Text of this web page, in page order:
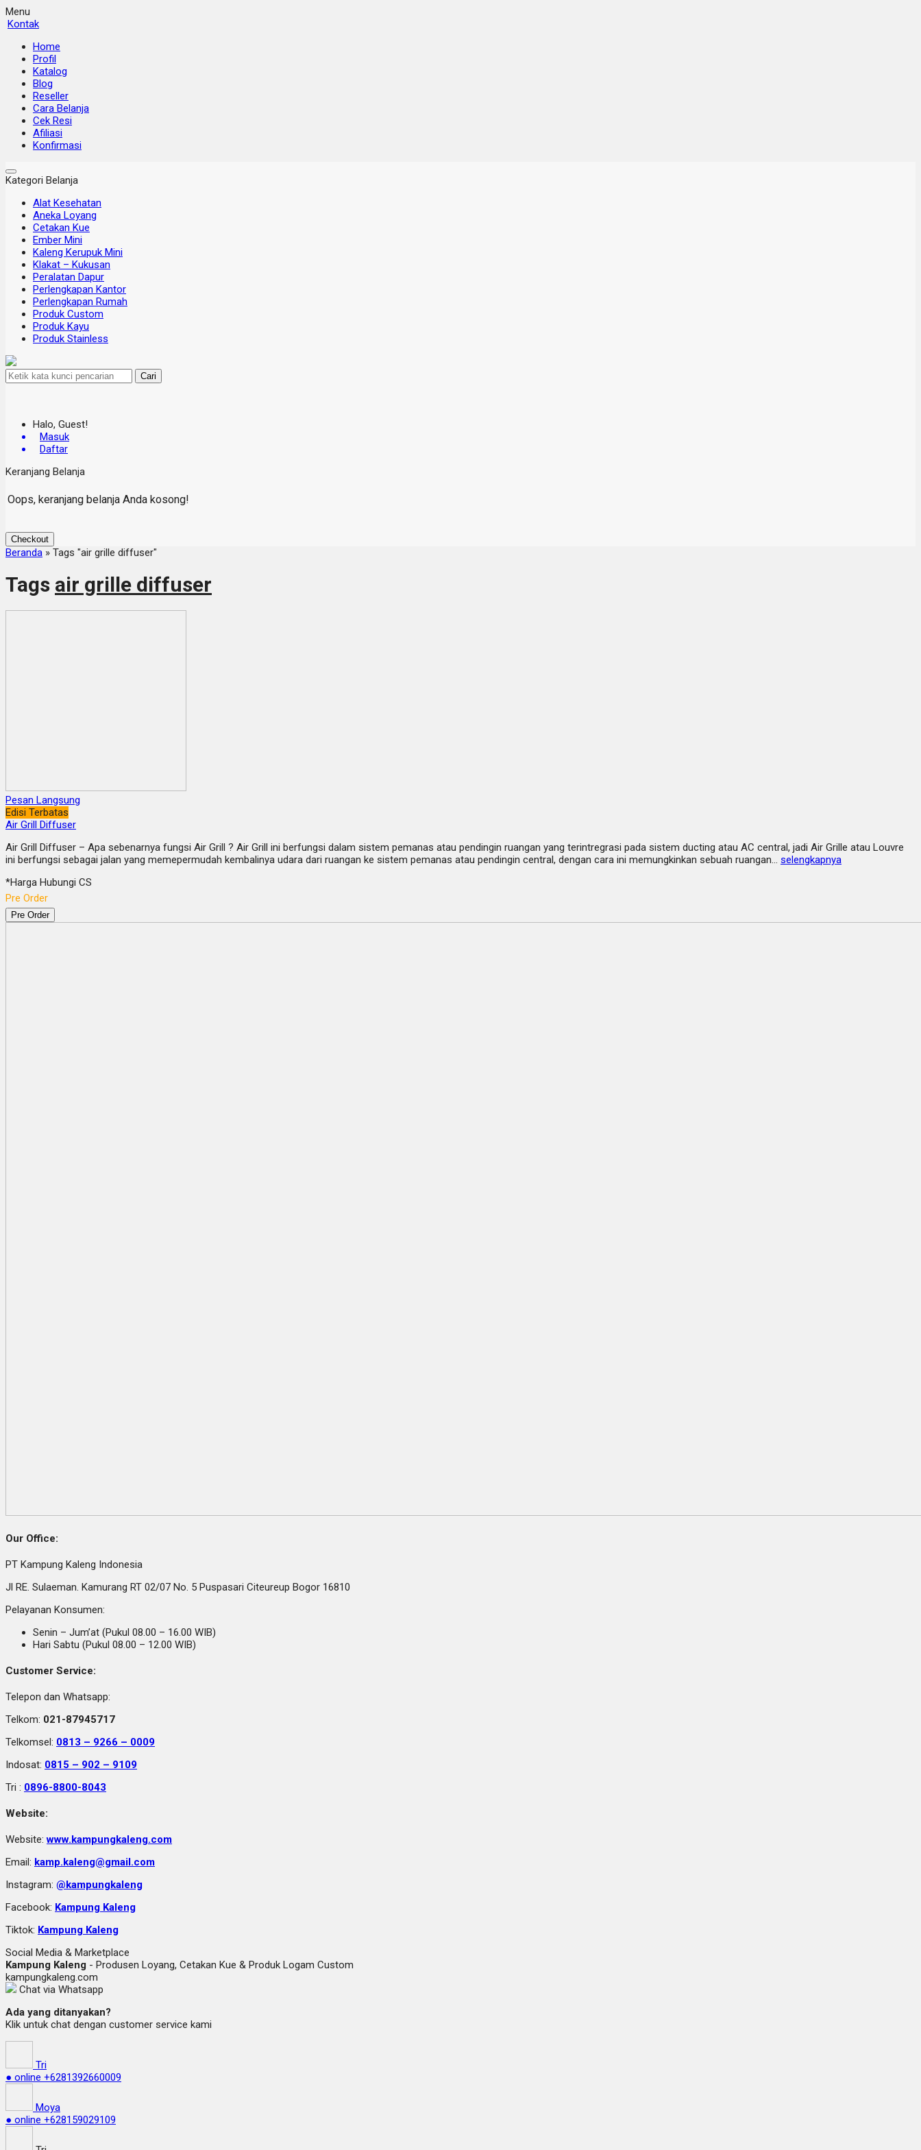
Menu
Kontak
Home
Profil
Katalog
Blog
Reseller
Cara Belanja
Cek Resi
Afiliasi
Konfirmasi
Kategori Belanja
Alat Kesehatan
Aneka Loyang
Cetakan Kue
Ember Mini
Kaleng Kerupuk Mini
Klakat – Kukusan
Peralatan Dapur
Perlengkapan Kantor
Perlengkapan Rumah
Produk Custom
Produk Kayu
Produk Stainless
Cari
Halo, Guest!
Masuk
Daftar
Keranjang Belanja
Oops, keranjang belanja Anda kosong!
Checkout
Beranda » Tags "air grille diffuser"
Tags air grille diffuser
Pesan Langsung
Edisi Terbatas
Air Grill Diffuser
Air Grill Diffuser – Apa sebenarnya fungsi Air Grill ? Air Grill ini berfungsi dalam sistem pemanas atau pendingin ruangan yang terintregrasi pada sistem ducting atau AC central, jadi Air Grille atau Louvre
ini berfungsi sebagai jalan yang memepermudah kembalinya udara dari ruangan ke sistem pemanas atau pendingin central, dengan cara ini memungkinkan sebuah ruangan… selengkapnya
*Harga Hubungi CS
Pre Order
Pre Order
Our Office:
PT Kampung Kaleng Indonesia
Jl RE. Sulaeman. Kamurang RT 02/07 No. 5 Puspasari Citeureup Bogor 16810
Pelayanan Konsumen:
Senin – Jum’at (Pukul 08.00 – 16.00 WIB)
Hari Sabtu (Pukul 08.00 – 12.00 WIB)
Customer Service:
Telepon dan Whatsapp:
Telkom: 021-87945717
Telkomsel: 0813 – 9266 – 0009
Indosat: 0815 – 902 – 9109
Tri : 0896-8800-8043
Website:
Website:www.kampungkaleng.com
Email: kamp.kaleng@gmail.com
Instagram: @kampungkaleng
Facebook: Kampung Kaleng
Tiktok: Kampung Kaleng
Social Media & Marketplace
Kampung Kaleng - Produsen Loyang, Cetakan Kue & Produk Logam Custom
kampungkaleng.com
Chat via Whatsapp
Ada yang ditanyakan?
Klik untuk chat dengan customer service kami
Tri
● online +6281392660009
Moya
● online +628159029109